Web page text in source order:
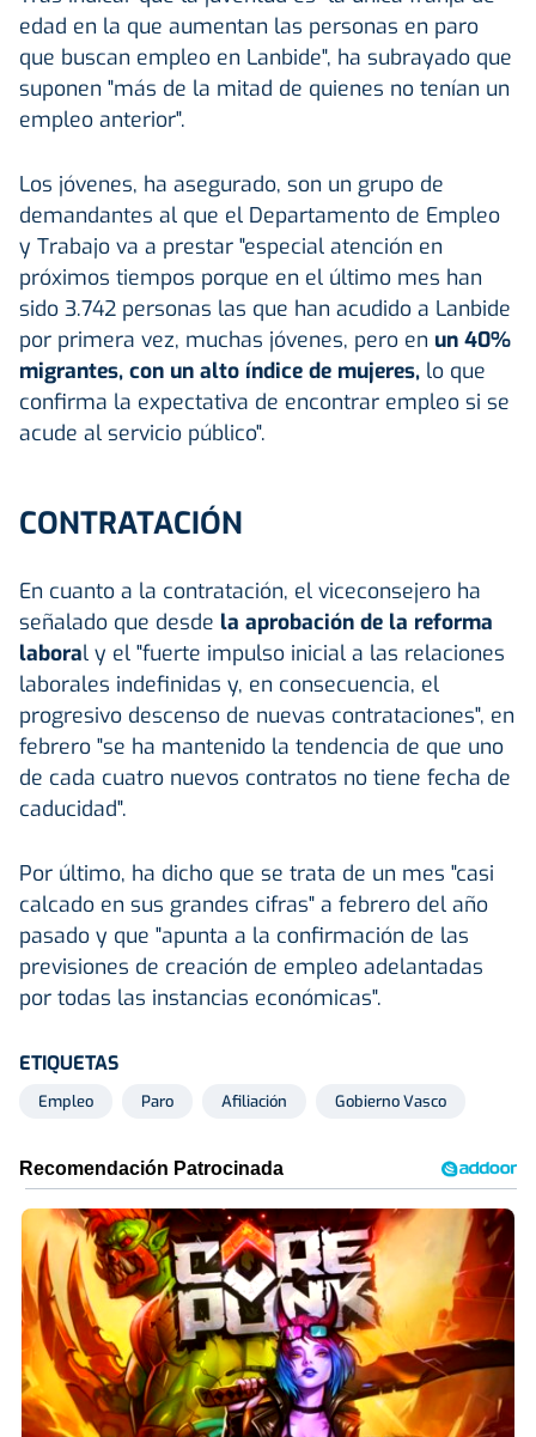
edad en la que aumentan las personas en paro
que buscan empleo en Lanbide", ha subrayado que
suponen "más de la mitad de quienes no tenían un
empleo anterior".
Los jóvenes, ha asegurado, son un grupo de
demandantes al que el Departamento de Empleo
y Trabajo va a prestar "especial atención en
próximos tiempos porque en el último mes han
sido 3.742 personas las que han acudido a Lanbide
por primera vez, muchas jóvenes, pero en un 40%
migrantes, con un alto índice de mujeres, lo que
confirma la expectativa de encontrar empleo si se
acude al servicio público".
CONTRATACIÓN
En cuanto a la contratación, el viceconsejero ha
señalado que desde la aprobación de la reforma
laboral y el "fuerte impulso inicial a las relaciones
laborales indefinidas y, en consecuencia, el
progresivo descenso de nuevas contrataciones", en
febrero "se ha mantenido la tendencia de que uno
de cada cuatro nuevos contratos no tiene fecha de
caducidad".
Por último, ha dicho que se trata de un mes "casi
calcado en sus grandes cifras" a febrero del año
pasado y que "apunta a la confirmación de las
previsiones de creación de empleo adelantadas
por todas las instancias económicas".
ETIQUETAS
Empleo Paro Afiliación Gobierno Vasco